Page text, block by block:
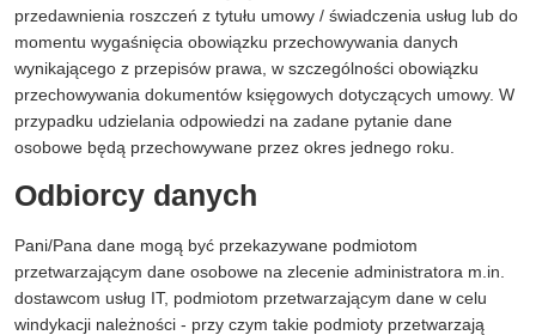
przedawnienia roszczeń z tytułu umowy / świadczenia usług lub do
momentu wygaśnięcia obowiązku przechowywania danych
wynikającego z przepisów prawa, w szczególności obowiązku
przechowywania dokumentów księgowych dotyczących umowy. W
przypadku udzielania odpowiedzi na zadane pytanie dane
osobowe będą przechowywane przez okres jednego roku.
Odbiorcy danych
Pani/Pana dane mogą być przekazywane podmiotom
przetwarzającym dane osobowe na zlecenie administratora m.in.
dostawcom usług IT, podmiotom przetwarzającym dane w celu
windykacji należności - przy czym takie podmioty przetwarzają